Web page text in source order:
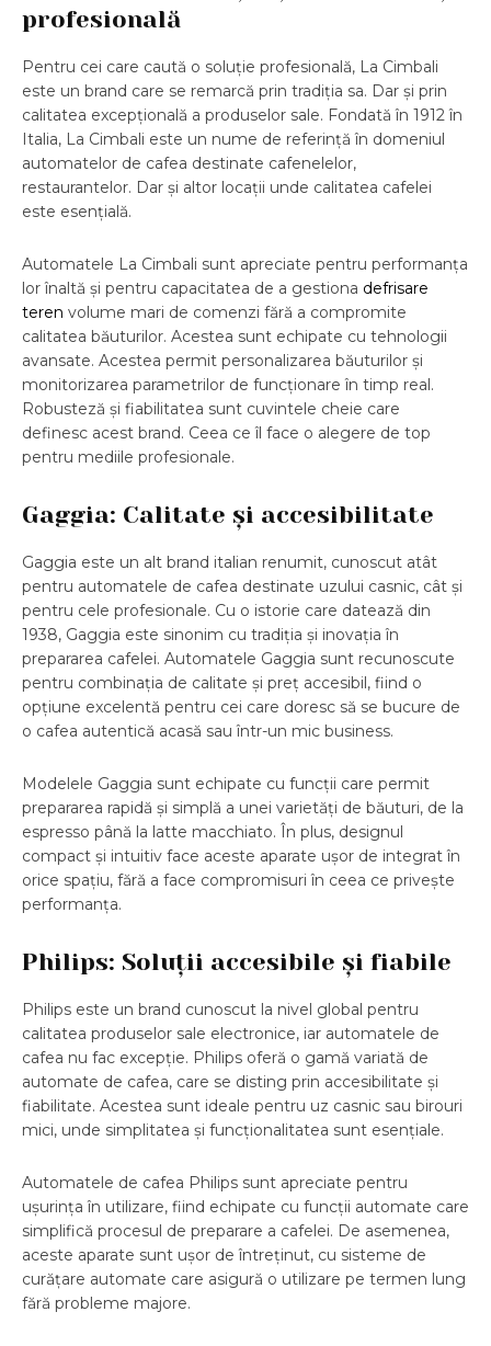
profesională
Pentru cei care caută o soluție profesională, La Cimbali
este un brand care se remarcă prin tradiția sa. Dar și prin
calitatea excepțională a produselor sale. Fondată în 1912 în
Italia, La Cimbali este un nume de referință în domeniul
automatelor de cafea destinate cafenelelor,
restaurantelor. Dar și altor locații unde calitatea cafelei
este esențială.
Automatele La Cimbali sunt apreciate pentru performanța
lor înaltă și pentru capacitatea de a gestiona defrisare
teren volume mari de comenzi fără a compromite
calitatea băuturilor. Acestea sunt echipate cu tehnologii
avansate. Acestea permit personalizarea băuturilor și
monitorizarea parametrilor de funcționare în timp real.
Robusteză și fiabilitatea sunt cuvintele cheie care
definesc acest brand. Ceea ce îl face o alegere de top
pentru mediile profesionale.
Gaggia: Calitate și accesibilitate
Gaggia este un alt brand italian renumit, cunoscut atât
pentru automatele de cafea destinate uzului casnic, cât și
pentru cele profesionale. Cu o istorie care datează din
1938, Gaggia este sinonim cu tradiția și inovația în
prepararea cafelei. Automatele Gaggia sunt recunoscute
pentru combinația de calitate și preț accesibil, fiind o
opțiune excelentă pentru cei care doresc să se bucure de
o cafea autentică acasă sau într-un mic business.
Modelele Gaggia sunt echipate cu funcții care permit
prepararea rapidă și simplă a unei varietăți de băuturi, de la
espresso până la latte macchiato. În plus, designul
compact și intuitiv face aceste aparate ușor de integrat în
orice spațiu, fără a face compromisuri în ceea ce privește
performanța.
Philips: Soluții accesibile și fiabile
Philips este un brand cunoscut la nivel global pentru
calitatea produselor sale electronice, iar automatele de
cafea nu fac excepție. Philips oferă o gamă variată de
automate de cafea, care se disting prin accesibilitate și
fiabilitate. Acestea sunt ideale pentru uz casnic sau birouri
mici, unde simplitatea și funcționalitatea sunt esențiale.
Automatele de cafea Philips sunt apreciate pentru
ușurința în utilizare, fiind echipate cu funcții automate care
simplifică procesul de preparare a cafelei. De asemenea,
aceste aparate sunt ușor de întreținut, cu sisteme de
curățare automate care asigură o utilizare pe termen lung
fără probleme majore.